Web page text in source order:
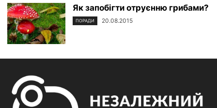
Як запобігти отруєнню грибами?
ПОРАДИ 20.08.2015